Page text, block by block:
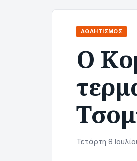
ΑΘΛΗΤΙΣΜΌΣ
Ο
Τετάρτη 8